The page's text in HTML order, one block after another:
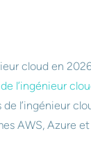
cloud en
l’ingénieur
l’ingénieur
AWS, Azure